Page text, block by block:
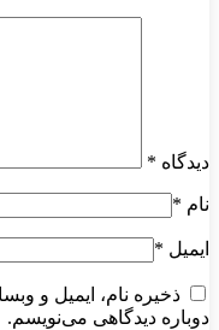
دیدگاه *
نام *
ایمیل *
ذخیره نام، ایمیل و
دوباره دیدگاهی می‌نویسم.